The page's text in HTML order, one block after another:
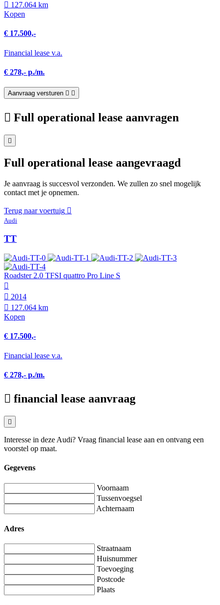
127.064 km
Kopen
€ 17.500,-
Financial lease v.a.
€ 278,- p./m.
Aanvraag versturen
Full operational lease aanvragen
Full operational lease aangevraagd
Je aanvraag is succesvol verzonden. We zullen zo snel mogelijk
contact met je opnemen.
Terug naar voertuig
Audi
TT
Roadster 2.0 TFSI quattro Pro Line S
2014
127.064 km
Kopen
€ 17.500,-
Financial lease v.a.
€ 278,- p./m.
financial lease aanvraag
Interesse in deze Audi? Vraag financial lease aan en ontvang een
voorstel op maat.
Gegevens
Voornaam
Tussenvoegsel
Achternaam
Adres
Straatnaam
Huisnummer
Toevoeging
Postcode
Plaats